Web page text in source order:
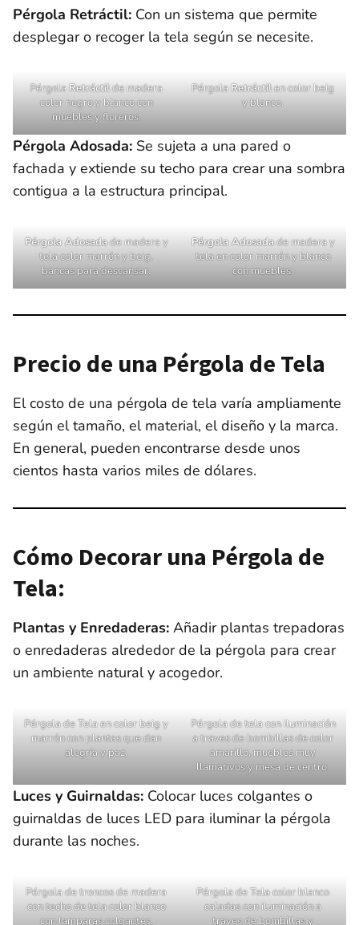
Pérgola Retráctil: Con un sistema que permite
desplegar o recoger la tela según se necesite.
PérgolaRetráctilde madera
color negro y blanco con
muebles y floreros.
PérgolaRetráctilen color beig
y blanco.
Pérgola Adosada: Se sujeta a una pared o
fachada y extiende su techo para crear una sombra
contigua a la estructura principal.
Pérgola Adosadade madera y
tela color marrón y beig,
bancas para descansar.
Pérgola Adosadade madera y
tela en color marrón y blanco
con muebles.
Precio de una Pérgola de Tela
El costo de una pérgola de tela varía ampliamente
según el tamaño, el material, el diseño y la marca.
En general, pueden encontrarse desde unos
cientos hasta varios miles de dólares.
Cómo Decorar una Pérgola de
Tela:
Plantas y Enredaderas: Añadir plantas trepadoras
o enredaderas alrededor de la pérgola para crear
un ambiente natural y acogedor.
Pérgola de Tela en color beig y
marrón con plantas que dan
alegría y paz.
Pérgola de tela con iluminación
a traves de bombillas de color
amarillo, muebles muy
llamativos y mesa de centro.
Luces y Guirnaldas: Colocar luces colgantes o
guirnaldas de luces LED para iluminar la pérgola
durante las noches.
Pérgola de troncos de madera
con techo de tela color blanco
con lamparas colgantes.
Pérgola de Tela color blanco
caladas con iluminación a
traves de bombillas y